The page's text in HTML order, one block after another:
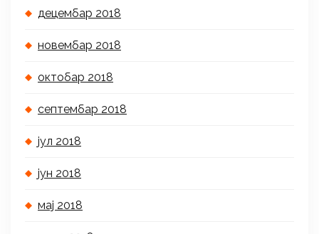
децембар 2018
новембар 2018
октобар 2018
септембар 2018
јул 2018
јун 2018
мај 2018